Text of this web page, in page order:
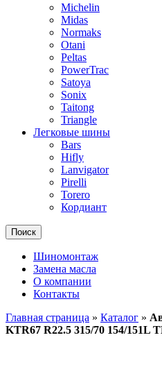
Michelin
Midas
Normaks
Otani
Peltas
PowerTrac
Satoya
Sonix
Taitong
Triangle
Легковые шины
Bars
Hifly
Lanvigator
Pirelli
Torero
Кордиант
Поиск
Шиномонтаж
Замена масла
О компании
Контакты
Главная страница » Каталог »
KTR67 R22.5 315/70 154/151L